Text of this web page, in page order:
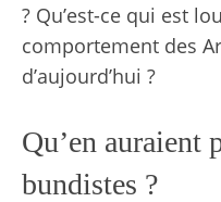
? Qu’est-ce qui est
comportement des
d’aujourd’hui ?
Qu’en auraient
bundistes ?